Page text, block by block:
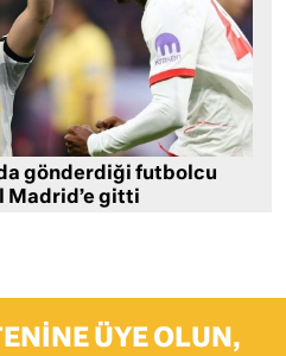
gönderdiği futbolcu
Madrid’e gitti
ÜYE OLUN,